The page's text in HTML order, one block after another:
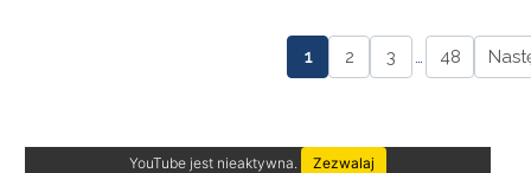
1 2 3 … 48
YouTube jest nieaktywna. Zezwalaj